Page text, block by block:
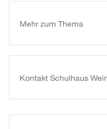
Informationen
Mehr zum Thema
Kontakt Schulhaus